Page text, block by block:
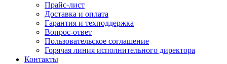
Прайс-лист
Доставка и оплата
Гарантия и техподдержка
Вопрос-ответ
Пользовательское соглашение
Горячая линия исполнительного директора
Контакты